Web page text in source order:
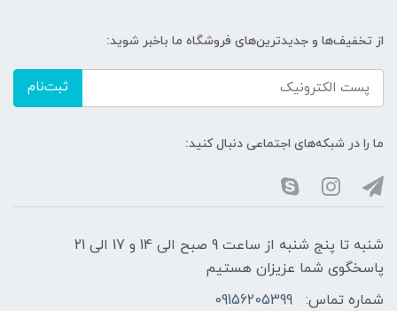
از تخفیف‌ها و جدیدترین‌های فروشگاه ما باخبر شوید:
ثبت‌نام
ما را در شبکه‌های اجتماعی دنبال کنید:
شنبه تا پنج شنبه از ساعت 9 صبح الی 14 و 17 الی 21
پاسخگوی شما عزیزان هستیم
شماره تماس:
09156205399